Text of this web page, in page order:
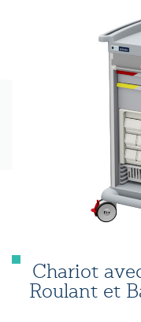
Chariot
Roulant et